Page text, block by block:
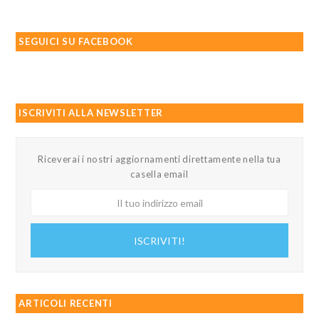
SEGUICI SU FACEBOOK
ISCRIVITI ALLA NEWSLETTER
Riceverai i nostri aggiornamenti direttamente nella tua
casella email
ISCRIVITI!
ARTICOLI RECENTI